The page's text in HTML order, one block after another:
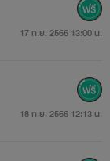
17 ก.ย. 2566 13:00 น.
18 ก.ย. 2566 12:13 น.